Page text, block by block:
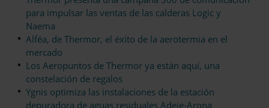
para impulsar las ventas de las calderas Logic y
Naema
Alféa, de Thermor, el éxito de la aerotermia en el
mercado
Los Aeropuntos de Thermor ya están aquí, una
constelación de regalos
Ygnis optimiza las instalaciones de la estación
depuradora de aguas residuales Adeje-Arona